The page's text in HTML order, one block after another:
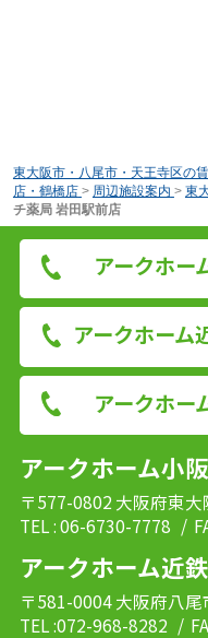
東大阪市・八尾市・天王寺区の
店・鶴橋店 > 周辺施設案内 > 東
チ薬局 岩田駅前店
アークホー
アークホーム
アークホー
アークホーム小
〒577-0802 大阪府東
TEL : 06-6730-7778 /
アークホーム近
〒581-0004 大阪府八
TEL :072-968-8282 /